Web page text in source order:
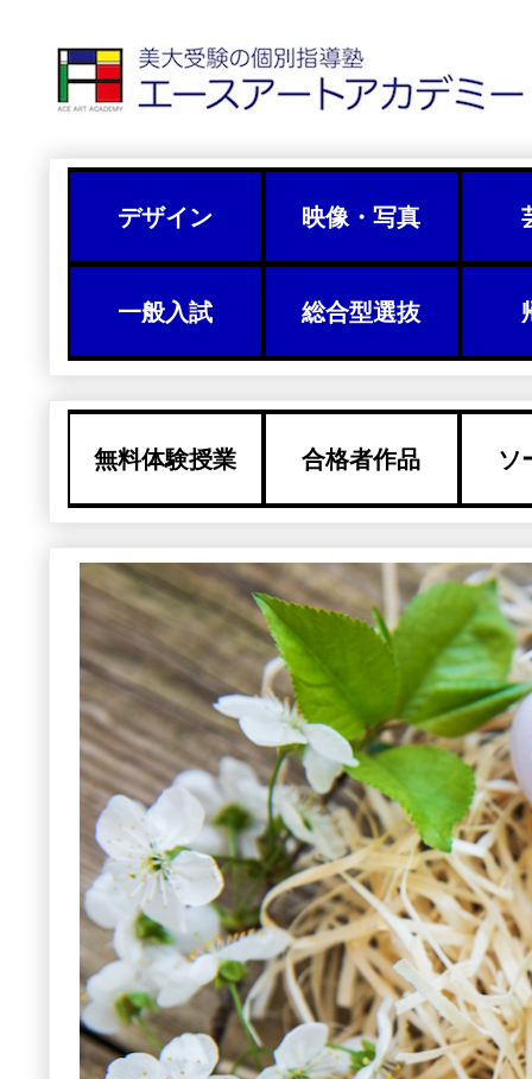
デザイン 映像・写真
一般入試 総合型選抜
無料体験授業 合格者作品 ソ
合格実績（オ